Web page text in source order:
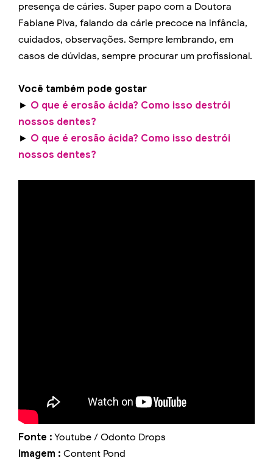
presença de cáries. Super papo com a Doutora
Fabiane Piva, falando da cárie precoce na infância,
cuidados, observações. Sempre lembrando, em
casos de dúvidas, sempre procurar um profissional.
Você também pode gostar
► O que é erosão ácida? Como isso destrói
nossos dentes?
► O que é erosão ácida? Como isso destrói
nossos dentes?
Fonte : Youtube / Odonto Drops
Imagem : Content Pond